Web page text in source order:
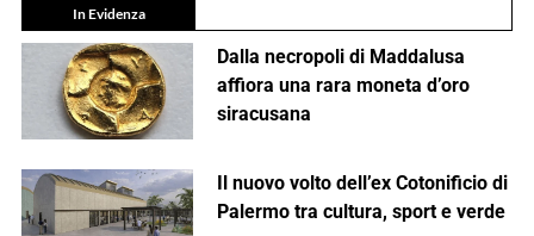
In Evidenza
Dalla necropoli di Maddalusa
affiora una rara moneta d’oro
siracusana
Il nuovo volto dell’ex Cotonificio di
Palermo tra cultura, sport e verde